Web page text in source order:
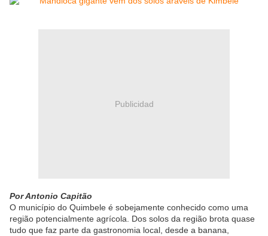
Publicidad
Por Antonio Capitão
O município do Quimbele é sobejamente conhecido como uma
região potencialmente agrícola. Dos solos da região brota quase
tudo que faz parte da gastronomia local, desde a banana,